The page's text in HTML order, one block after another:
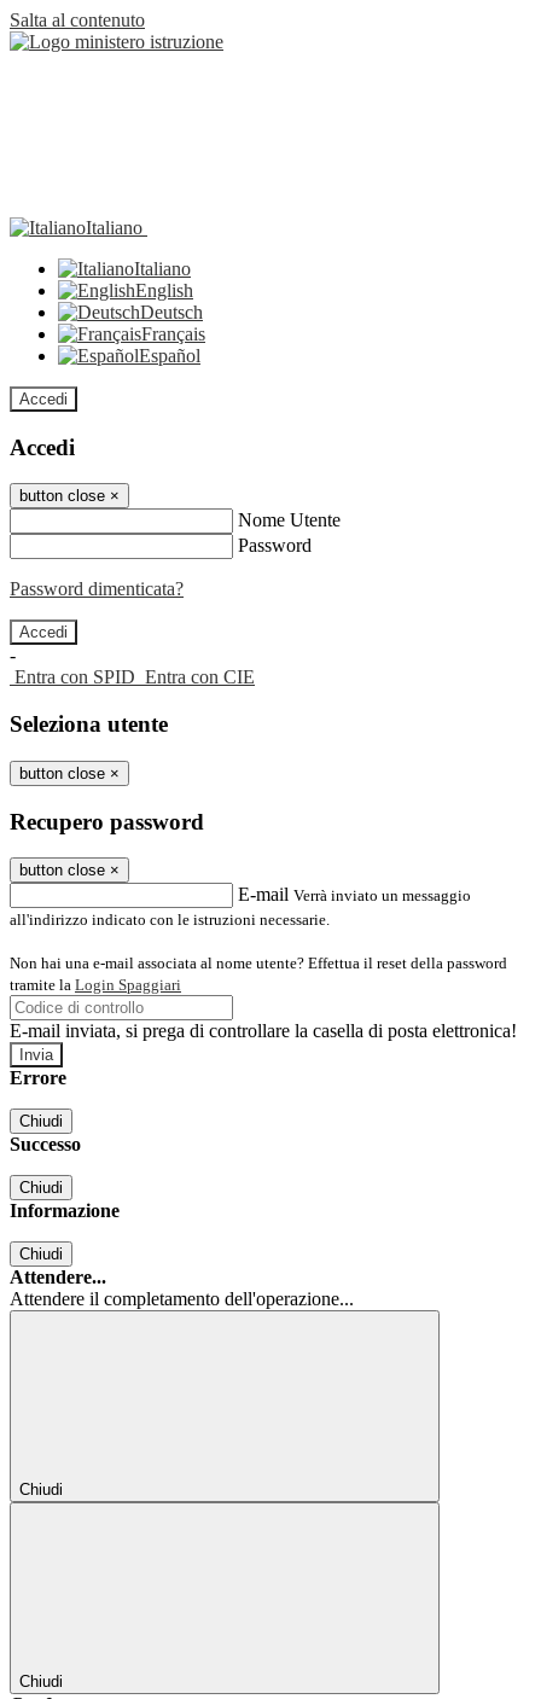
Salta al contenuto
Italiano
Italiano
English
Deutsch
Français
Español
Accedi
Accedi
button close ×
Nome Utente
Password
Password dimenticata?
-
Entra con SPID Entra con CIE
Seleziona utente
button close ×
Recupero password
button close ×
E-mail Verrà inviato un messaggio
all'indirizzo indicato con le istruzioni necessarie.
Non hai una e-mail associata al nome utente? Effettua il reset della password
tramite la Login Spaggiari
E-mail inviata, si prega di controllare la casella di posta elettronica!
Errore
Chiudi
Successo
Chiudi
Informazione
Chiudi
Attendere...
Attendere il completamento dell'operazione...
Chiudi
Chiudi